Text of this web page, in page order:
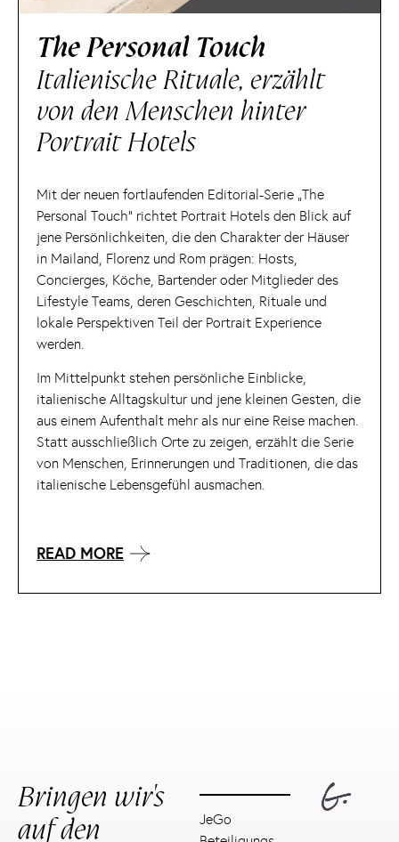
The Personal Touch
Italienische Rituale, erzählt
von den Menschen hinter
Portrait Hotels
Mit der neuen fortlaufenden Editorial-Serie „The
Personal Touch“ richtet Portrait Hotels den Blick auf
jene Persönlichkeiten, die den Charakter der Häuser
in Mailand, Florenz und Rom prägen: Hosts,
Concierges, Köche, Bartender oder Mitglieder des
Lifestyle Teams, deren Geschichten, Rituale und
lokale Perspektiven Teil der Portrait Experience
werden.
Im Mittelpunkt stehen persönliche Einblicke,
italienische Alltagskultur und jene kleinen Gesten, die
aus einem Aufenthalt mehr als nur eine Reise machen.
Statt ausschließlich Orte zu zeigen, erzählt die Serie
von Menschen, Erinnerungen und Traditionen, die das
italienische Lebensgefühl ausmachen.
READ MORE
Bringen wir's
auf den
JeGo